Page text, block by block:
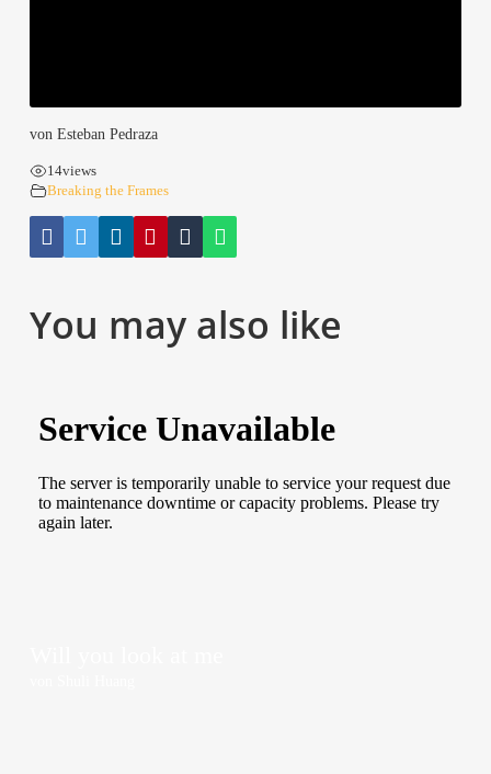
von Este­ban Pedraza
14views
Brea­king the Frames
You may also like